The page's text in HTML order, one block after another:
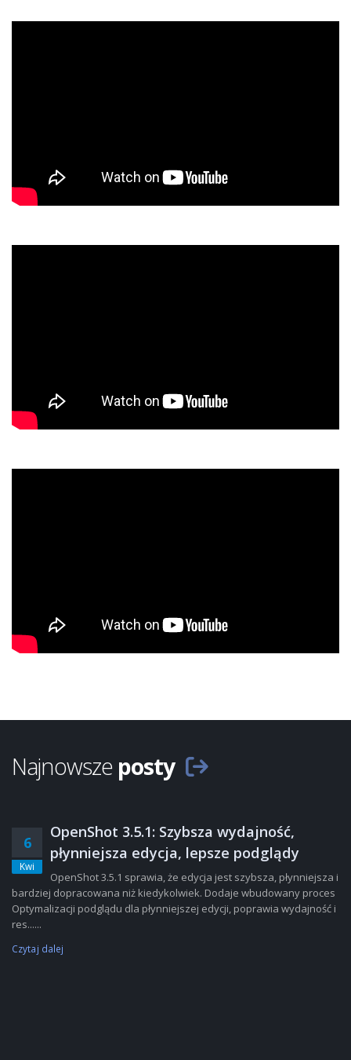
Najnowsze posty
6
Kwi
OpenShot 3.5.1: Szybsza wydajność,
płynniejsza edycja, lepsze podglądy
OpenShot 3.5.1 sprawia, że edycja jest szybsza, płynniejsza i
bardziej dopracowana niż kiedykolwiek. Dodaje wbudowany proces
Optymalizacji podglądu dla płynniejszej edycji, poprawia wydajność i
res......
Czytaj dalej